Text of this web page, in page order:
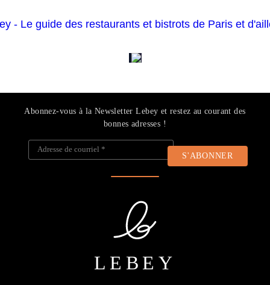
Abonnez-vous à la Newsletter Lebey et restez au courant des
bonnes adresses !
Adresse de courriel
LEBEY